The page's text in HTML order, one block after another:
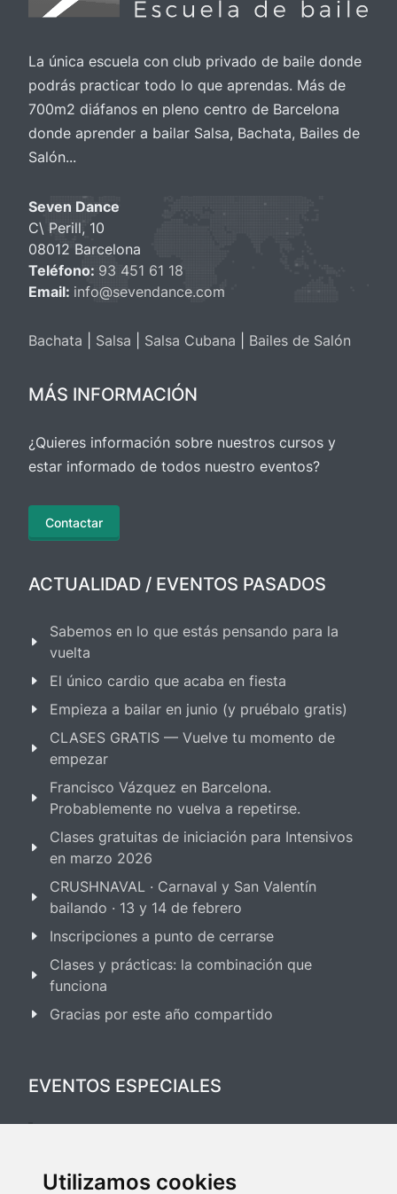
Utilizamos cookies
La única escuela con club privado de baile donde
podrás practicar todo lo que aprendas. Más de
700m2 diáfanos en pleno centro de Barcelona
donde aprender a bailar Salsa, Bachata, Bailes de
Salón...
Seven Dance
C\ Perill, 10
08012 Barcelona
Teléfono: 93 451 61 18
Email: info@sevendance.com
Bachata Salsa Salsa Cubana Bailes de Salón
MÁS INFORMACIÓN
¿Quieres información sobre nuestros cursos y
estar informado de todos nuestro eventos?
Contactar
ACTUALIDAD / EVENTOS PASADOS
Sabemos en lo que estás pensando para la
vuelta
El único cardio que acaba en fiesta
Empieza a bailar en junio (y pruébalo gratis)
CLASES GRATIS — Vuelve tu momento de
empezar
Francisco Vázquez en Barcelona.
Probablemente no vuelva a repetirse.
Clases gratuitas de iniciación para Intensivos
en marzo 2026
CRUSHNAVAL · Carnaval y San Valentín
bailando · 13 y 14 de febrero
Inscripciones a punto de cerrarse
Clases y prácticas: la combinación que
funciona
Gracias por este año compartido
EVENTOS ESPECIALES